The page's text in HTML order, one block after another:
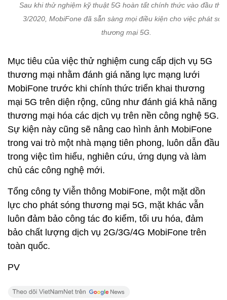
Sau khi thử nghiệm kỹ thuật 5G hoàn tất chính thức vào đầu
3/2020, MobiFone đã sẵn sàng mọi điều kiện cho việc phát
thương mại 5G.
Mục tiêu của việc thử nghiệm cung cấp dịch vụ 5G
thương mại nhằm đánh giá năng lực mạng lưới
MobiFone trước khi chính thức triển khai thương
mại 5G trên diện rộng, cũng như đánh giá khả năng
thương mại hóa các dịch vụ trên nền công nghệ 5G.
Sự kiện này cũng sẽ nâng cao hình ảnh MobiFone
trong vai trò một nhà mạng tiên phong, luôn dẫn đầu
trong việc tìm hiểu, nghiên cứu, ứng dụng và làm
chủ các công nghệ mới.
Tổng công ty Viễn thông MobiFone, một mặt dồn
lực cho phát sóng thương mại 5G, mặt khác vẫn
luôn đảm bảo công tác đo kiểm, tối ưu hóa, đảm
bảo chất lượng dịch vụ 2G/3G/4G MobiFone trên
toàn quốc.
PV